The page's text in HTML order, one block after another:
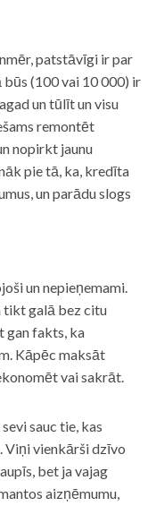
patstāvīgi ir par
(100 vai 10 000) ir
un tūlīt un visu
remontēt
nopirkt jaunu
pie tā, ka, kredīta
un parādu slogs
un nepieņemami.
tikt galā bez citu
gan fakts, ka
Kāpēc maksāt
vai sakrāt.
sauc tie, kas
Viņi vienkārši dzīvo
bet ja vajag
aizņēmumu,